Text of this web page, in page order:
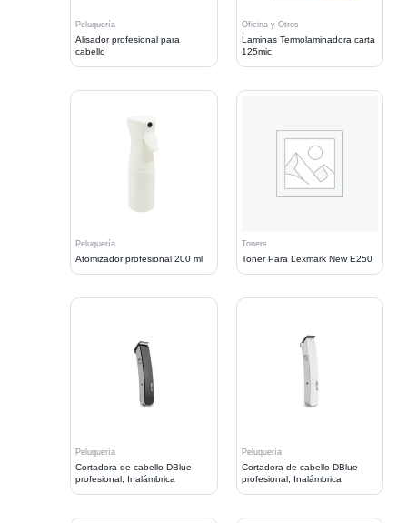
Peluquería
Alisador profesional para
cabello
Oficina y Otros
Laminas Termolaminadora carta
125mic
Peluquería
Atomizador profesional 200 ml
Toners
Toner Para Lexmark New E250
Peluquería
Cortadora de cabello DBlue
profesional, Inalámbrica
Peluquería
Cortadora de cabello DBlue
profesional, Inalámbrica